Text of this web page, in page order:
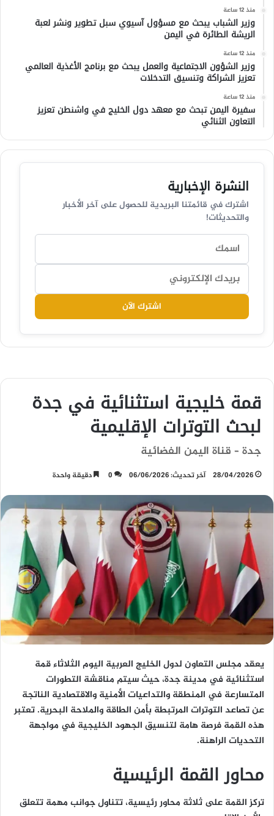
منذ 12 ساعة
وزير الشباب يبحث مع مسؤول آسيوي سبل تطوير ونشر لعبة
الريشة الطائرة في اليمن
منذ 12 ساعة
وزير الشؤون الاجتماعية والعمل يبحث مع برنامج الأغذية العالمي
تعزيز الشراكة وتنسيق التدخلات
منذ 12 ساعة
سفيرة اليمن تبحث مع معهد دول الخليج في واشنطن تعزيز
التعاون الثنائي
النشرة الإخبارية
اشترك في قائمتنا البريدية للحصول على آخر الأخبار
والتحديثات!
اشترك الآن